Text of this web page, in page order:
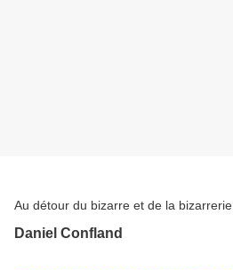
Au détour du bizarre et de la bizarrerie
Daniel Confland